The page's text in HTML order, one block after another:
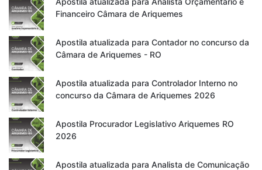
Financeiro Câmara de Ariquemes
Apostila atualizada para Contador no concurso da
Câmara de Ariquemes - RO
Apostila atualizada para Controlador Interno no
concurso da Câmara de Ariquemes 2026
Apostila Procurador Legislativo Ariquemes RO
2026
Apostila atualizada para Analista de Comunicação